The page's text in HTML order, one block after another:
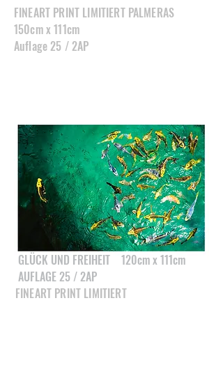
FINEART PRINT LIMITIERT PALMERAS
150cm x 111cm
Auflage 25 / 2AP
GLÜCK UND FREIHEIT 120cm x 111cm
AUFLAGE 25 / 2AP
FINEART PRINT LIMITIERT